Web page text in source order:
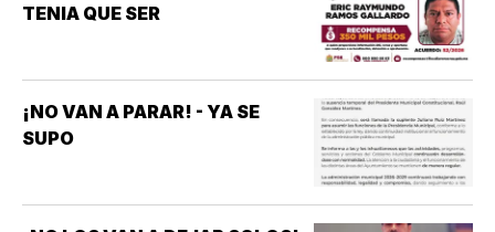
TENIA QUE SER
¡NO VAN A PARAR! - YA SE
SUPO